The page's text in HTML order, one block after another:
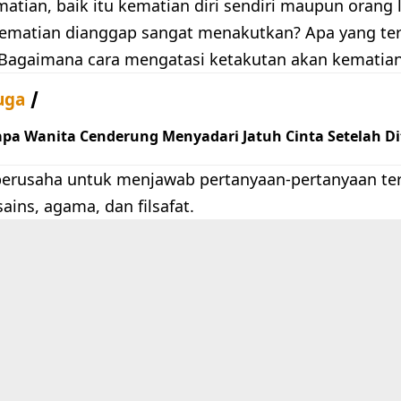
baik itu kematian diri sendiri maupun orang
dianggap sangat menakutkan? Apa yang
cara mengatasi ketakutan akan
Wanita Cenderung Menyadari Jatuh Cinta Setelah
untuk menjawab pertanyaan-pertanyaan
agama, dan filsafat.